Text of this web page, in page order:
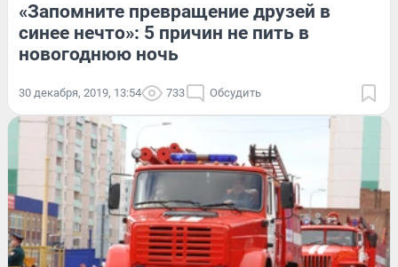
«Запомните превращение друзей в
синее нечто»: 5 причин не пить в
новогоднюю ночь
30 декабря, 2019, 13:54 733 Обсудить